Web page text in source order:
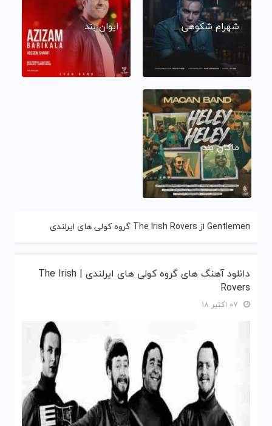
شهرام شکوهی ایوان بند
ماکان بند
Gentlemen از The Irish Rovers گروه کولی های ایرلندی
دانلود آهنگ های گروه کولی های ایرلندی | The Irish
Rovers